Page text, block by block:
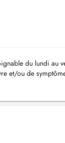
du lundi
et/ou de